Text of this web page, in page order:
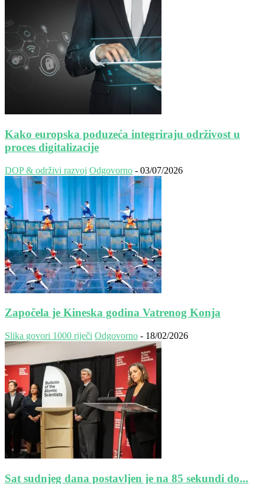
Kako europska poduzeća integriraju održivost u
proces digitalizacije
DOP & održivi razvoj Odgovorno - 03/07/2026
Započela je Kineska godina Vatrenog Konja
Slika govori 1000 riječi Odgovorno - 18/02/2026
Sat sudnjeg dana postavljen je na 85 sekundi do...